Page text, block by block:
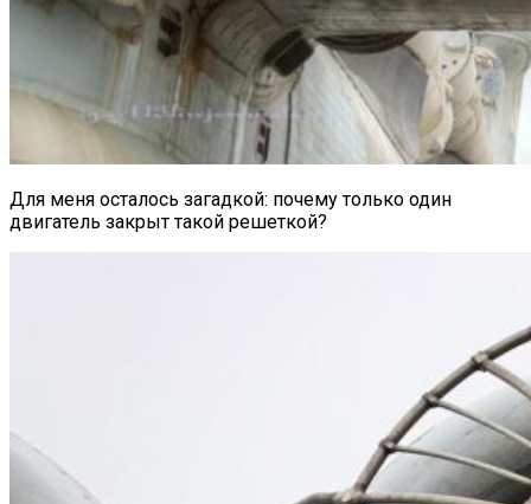
Для меня осталось загадкой: почему только один
двигатель закрыт такой решеткой?